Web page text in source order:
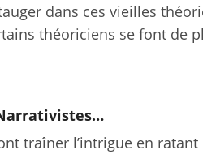
dans ces vieilles
théoriciens se font de
traîner l’intrigue en